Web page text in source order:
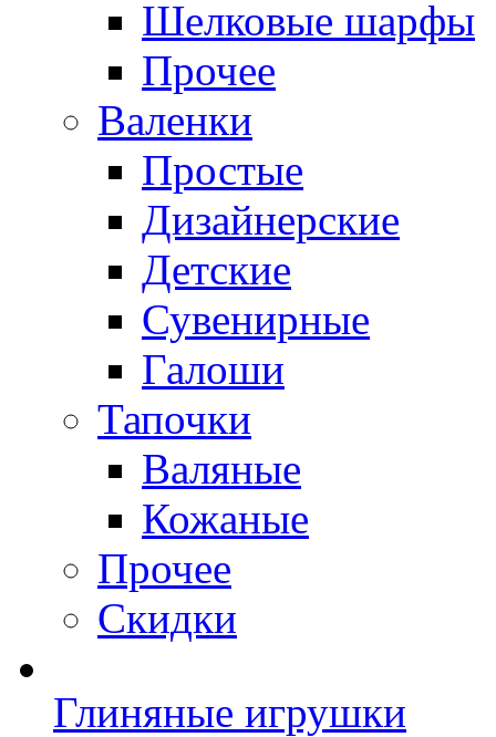
Шелковые шарфы
Прочее
Валенки
Простые
Дизайнерские
Детские
Сувенирные
Галоши
Тапочки
Валяные
Кожаные
Прочее
Скидки
Глиняные игрушки